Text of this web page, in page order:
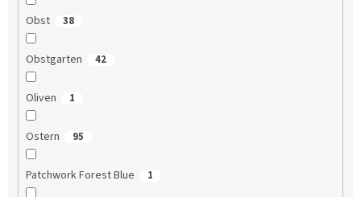
Obst 38
Obstgarten 42
Oliven 1
Ostern 95
Patchwork Forest Blue 1